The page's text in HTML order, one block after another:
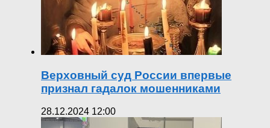
Верховный суд России впервые
признал гадалок мошенниками
28.12.2024 12:00